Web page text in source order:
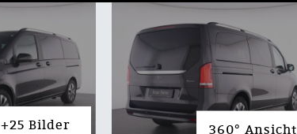
+25 Bilder 360° Ansicht